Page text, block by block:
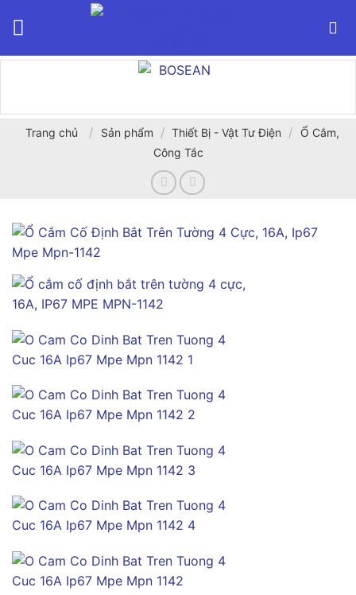
Trang chủ / Sản phẩm / Thiết Bị - Vật Tư Điện /
Ổ Cắm,
Công Tắc